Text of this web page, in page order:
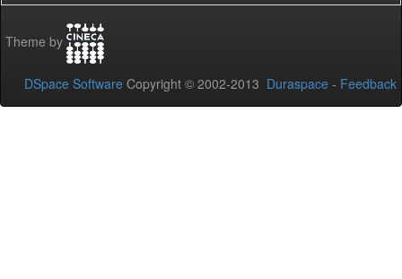
Theme by
DSpace Software Copyright © 2002-2013 Duraspace - Feedback